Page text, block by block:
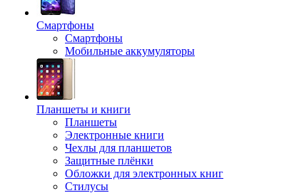
Смартфоны
Смартфоны
Мобильные аккумуляторы
Планшеты и книги
Планшеты
Электронные книги
Чехлы для планшетов
Защитные плёнки
Обложки для электронных книг
Стилусы